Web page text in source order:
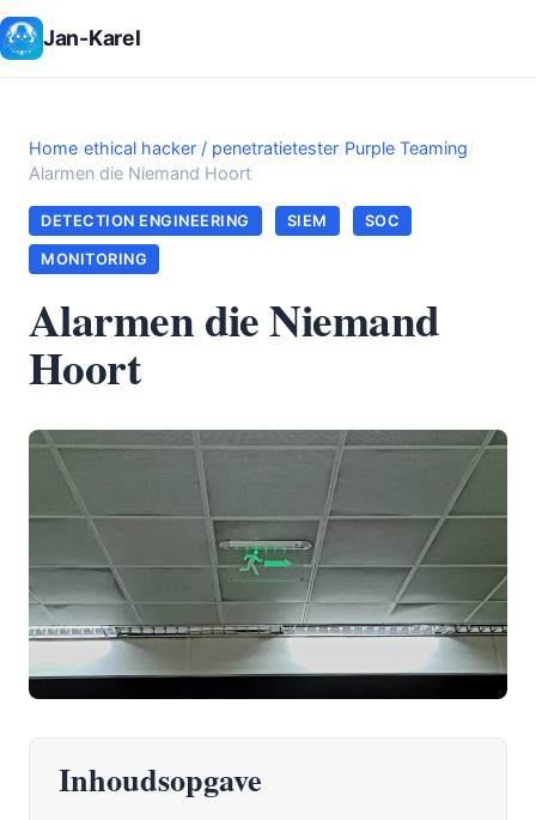
Jan-Karel
Home/ethical hacker / penetratietester/Purple Teaming/
Alarmen die Niemand Hoort
DETECTION ENGINEERING SIEM SOC
MONITORING
Alarmen die Niemand
Hoort
Inhoudsopgave